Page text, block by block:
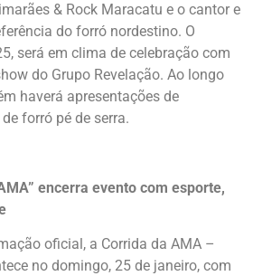
& Rock Maracatu e o cantor e
do forró nordestino. O
será em clima de celebração com
do Grupo Revelação. Ao longo
haverá apresentações de
forró pé de serra.
encerra evento com esporte,
oficial, a Corrida da AMA –
no domingo, 25 de janeiro, com